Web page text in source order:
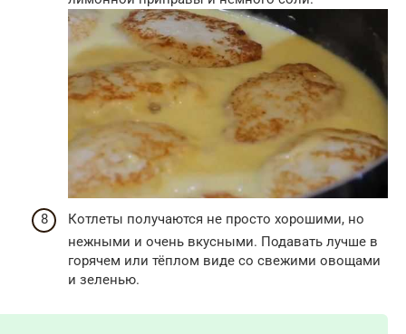
Котлеты получаются не просто хорошими, но
нежными и очень вкусными. Подавать лучше в
горячем или тёплом виде со свежими овощами
и зеленью.